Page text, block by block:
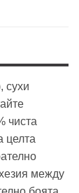
сухи
чиста
целта
между